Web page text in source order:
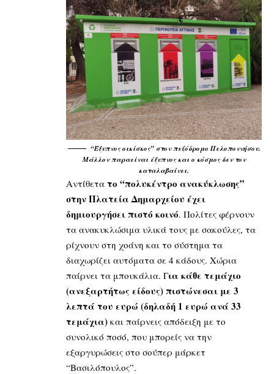
“Έξυπνος οικίσκος” στον πεζόδρομο Πελοποννήσου.
Μάλλον παραείναι έξυπνος και ο κόσμος δεν τον
καταλαβαίνει.
Αντίθετα το “πολυκέντρο ανακύκλωσης”
στην Πλατεία Δημαρχείου έχει
δημιουργήσει πιστό κοινό. Πολίτες φέρνουν
τα ανακυκλώσιμα υλικά τους με σακούλες, τα
ρίχνουν στη χοάνη και το σύστημα τα
διαχωρίζει αυτόματα σε 4 κάδους. Χώρια
παίρνει τα μπουκάλια. Για κάθε τεμάχιο
(ανεξαρτήτως είδους) πιστώνεσαι με 3
λεπτά του ευρώ (δηλαδή 1 ευρώ ανά 33
τεμάχια) και παίρνεις απόδειξη με το
συνολικό ποσό, που μπορείς να την
εξαργυρώσεις στο σούπερ μάρκετ
“Βασιλόπουλος”.